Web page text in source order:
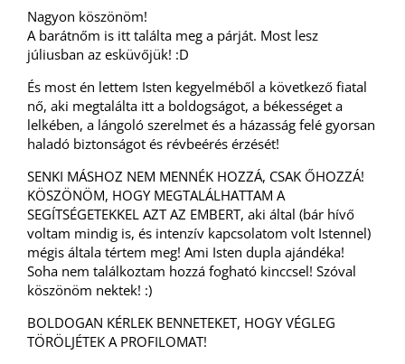
Nagyon köszönöm!
A barátnőm is itt találta meg a párját. Most lesz
júliusban az esküvőjük! :D
És most én lettem Isten kegyelméből a következő fiatal
nő, aki megtalálta itt a boldogságot, a békességet a
lelkében, a lángoló szerelmet és a házasság felé gyorsan
haladó biztonságot és révbeérés érzését!
SENKI MÁSHOZ NEM MENNÉK HOZZÁ, CSAK ŐHOZZÁ!
KÖSZÖNÖM, HOGY MEGTALÁLHATTAM A
SEGÍTSÉGETEKKEL AZT AZ EMBERT, aki által (bár hívő
voltam mindig is, és intenzív kapcsolatom volt Istennel)
mégis általa tértem meg! Ami Isten dupla ajándéka!
Soha nem találkoztam hozzá fogható kinccsel! Szóval
köszönöm nektek! :)
BOLDOGAN KÉRLEK BENNETEKET, HOGY VÉGLEG
TÖRÖLJÉTEK A PROFILOMAT!